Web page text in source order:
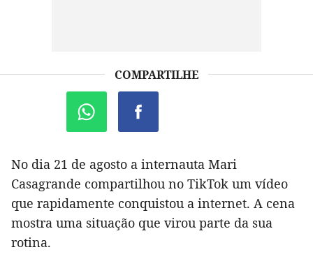
COMPARTILHE
No dia 21 de agosto a internauta Mari
Casagrande compartilhou no TikTok um vídeo
que rapidamente conquistou a internet. A cena
mostra uma situação que virou parte da sua
rotina.